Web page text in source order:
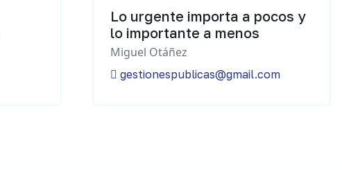
Lo urgente importa a pocos y
lo importante a menos
Miguel Otáñez
gestionespublicas@gmail.com